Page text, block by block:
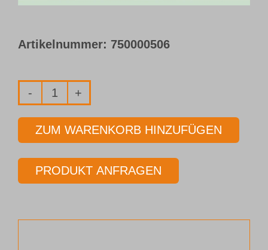
Artikelnummer: 750000506
HPC-
Schaftfräser
ohne
Innenkühlung
Typ
ZUM WARENKORB HINZUFÜGEN
PRODUKT ANFRAGEN